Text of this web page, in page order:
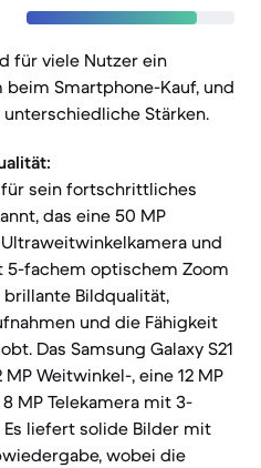
für viele Nutzer ein
Smartphone-Kauf, und
Stärken.
für sein fortschrittliches
das eine 50 MP
und
5-fachem optischem Zoom
Bildqualität,
und die Fähigkeit
Das Samsung Galaxy S21
Weitwinkel-, eine 12 MP
MP Telekamera mit 3-
liefert solide Bilder mit
wobei die